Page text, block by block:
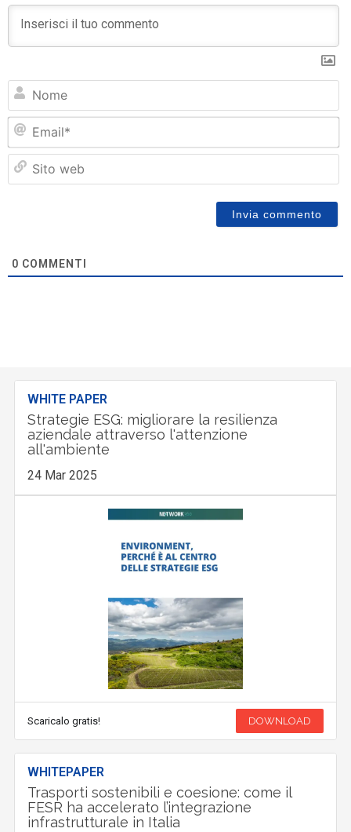
0 COMMENTI
WHITE PAPER
Strategie ESG: migliorare la resilienza
aziendale attraverso l'attenzione
all'ambiente
24 Mar 2025
Scaricalo gratis! DOWNLOAD
WHITEPAPER
Trasporti sostenibili e coesione: come il
FESR ha accelerato l’integrazione
infrastrutturale in Italia